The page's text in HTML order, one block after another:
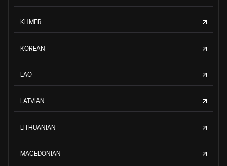
KHMER
KOREAN
LAO
LATVIAN
LITHUANIAN
MACEDONIAN